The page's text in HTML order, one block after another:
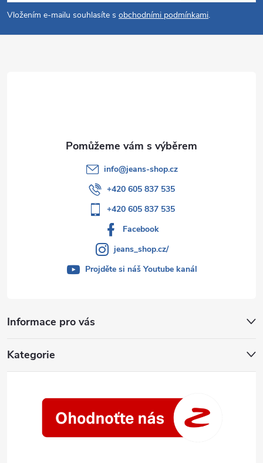
p
a
Vložením e-mailu souhlasíte s obchodními podmínkami.
Informace pro vás
Kategorie
info@jeans-shop.cz
+420 605 837 535
+420 605 837 535
Facebook
jeans_shop.cz/
Projděte si náš Youtube kanál